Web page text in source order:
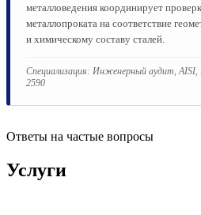
металловедения координирует
металлопроката на соответствие
и химическому составу сталей.
Специализация: Инженерный аудит,
2590
Ответы на частые вопросы
Услуги